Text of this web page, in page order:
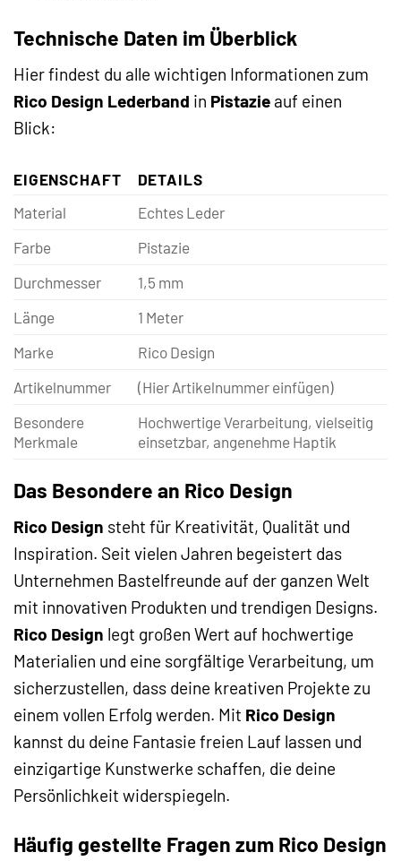
Technische Daten im Überblick
Hier findest du alle wichtigen Informationen zum
Rico Design Lederband in Pistazie auf einen
Blick:
EIGENSCHAFT
DETAILS
Material
Echtes Leder
Farbe
Pistazie
Durchmesser
1,5 mm
Länge
1 Meter
Marke
Rico Design
Artikelnummer
(Hier Artikelnummer einfügen)
Besondere
Merkmale
Hochwertige Verarbeitung, vielseitig
einsetzbar, angenehme Haptik
Das Besondere an Rico Design
Rico Design steht für Kreativität, Qualität und
Inspiration. Seit vielen Jahren begeistert das
Unternehmen Bastelfreunde auf der ganzen Welt
mit innovativen Produkten und trendigen Designs.
Rico Design legt großen Wert auf hochwertige
Materialien und eine sorgfältige Verarbeitung, um
sicherzustellen, dass deine kreativen Projekte zu
einem vollen Erfolg werden. Mit Rico Design
kannst du deine Fantasie freien Lauf lassen und
einzigartige Kunstwerke schaffen, die deine
Persönlichkeit widerspiegeln.
Häufig gestellte Fragen zum Rico Design